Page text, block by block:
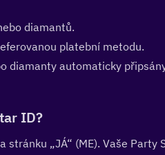
diamantů.
platební metodu.
diamanty automaticky
ID?
„JÁ“ (ME). Vaše Party